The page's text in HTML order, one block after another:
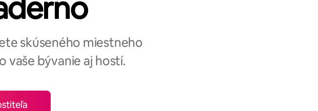
skúseného miestneho
vaše bývanie aj hostí.